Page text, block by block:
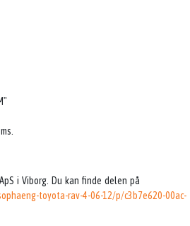
i Viborg. Du kan finde delen på
toyota-rav-4-06-12/p/c3b7e620-00ac-